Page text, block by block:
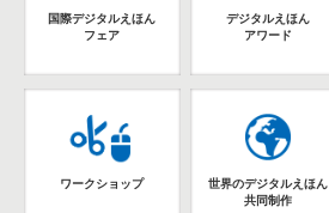
国際デジタルえほん
フェア
デジタルえほん
アワード
ワークショップ
世界のデジタルえほん
共同制作